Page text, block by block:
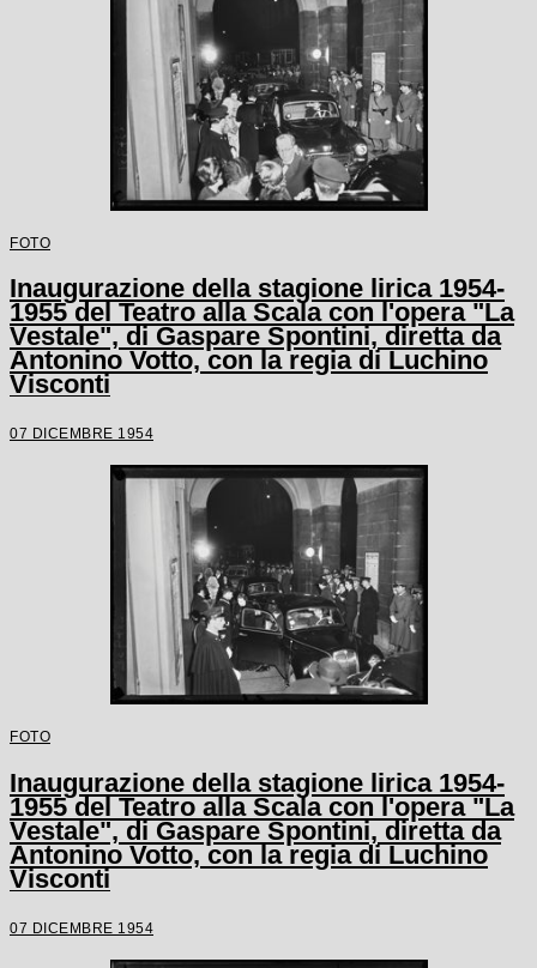
FOTO
Inaugurazione della stagione lirica 1954-
1955 del Teatro alla Scala con l'opera "La
Vestale", di Gaspare Spontini, diretta da
Antonino Votto, con la regia di Luchino
Visconti
07 DICEMBRE 1954
FOTO
Inaugurazione della stagione lirica 1954-
1955 del Teatro alla Scala con l'opera "La
Vestale", di Gaspare Spontini, diretta da
Antonino Votto, con la regia di Luchino
Visconti
07 DICEMBRE 1954